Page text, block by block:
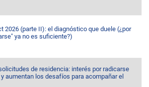
2026 (parte II): el diagnóstico que duele (¿por
ya no es suficiente?)
de residencia: interés por radicarse
aumentan los desafíos para acompañar el